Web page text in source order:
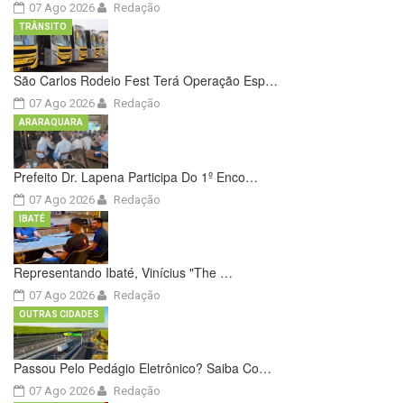
07 Ago 2026 Redação
São Carlos Rodeio Fest Terá Operação Esp…
07 Ago 2026
TRÂNSITO
Redação
Prefeito Dr. Lapena Participa Do 1º Enco…
07 Ago 2026
ARARAQUARA
Redação
Representando Ibaté, Vinícius "The …
07 Ago 2026
IBATÉ
Redação
Passou Pelo Pedágio Eletrônico? Saiba Co…
07 Ago 2026
OUTRAS CIDADES
Redação